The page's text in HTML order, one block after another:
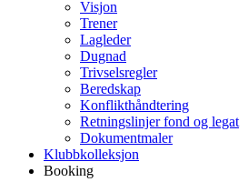
Visjon
Trener
Lagleder
Dugnad
Trivselsregler
Beredskap
Konflikthåndtering
Retningslinjer fond og legat
Dokumentmaler
Klubbkolleksjon
Booking